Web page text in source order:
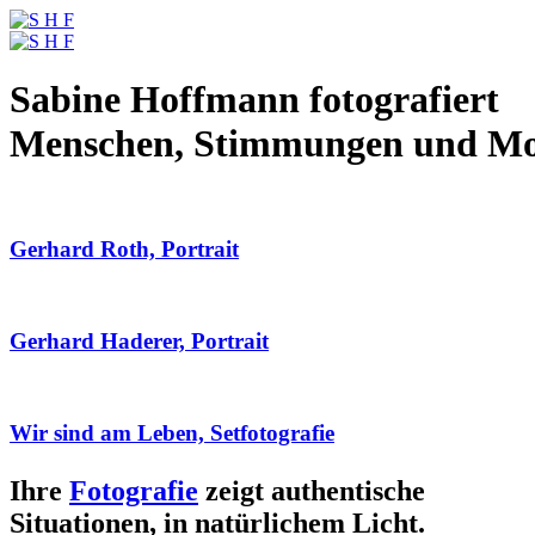
Sabine Hoffmann fotografiert
Menschen, Stimmungen und
Gerhard Roth, Portrait
Gerhard Haderer, Portrait
Wir sind am Leben, Setfotografie
Ihre Fotografie zeigt authentische
Situationen, in natürlichem Licht.